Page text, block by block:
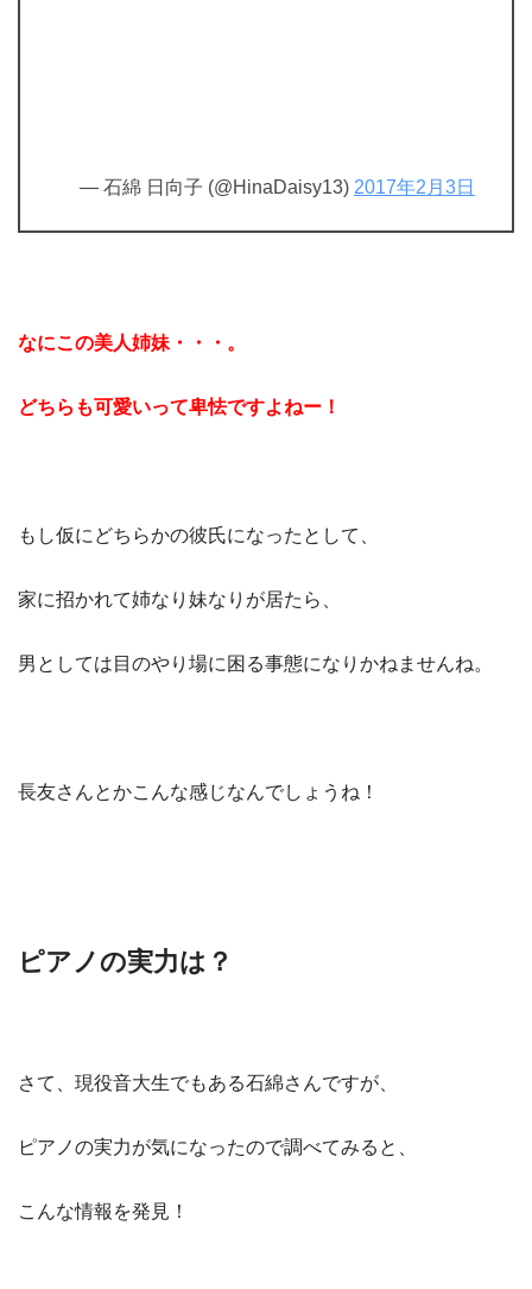
— 石綿 日向子 (@HinaDaisy13) 2017年2月3日
なにこの美人姉妹・・・。
どちらも可愛いって卑怯ですよねー！
もし仮にどちらかの彼氏になったとして、
家に招かれて姉なり妹なりが居たら、
男としては目のやり場に困る事態になりかねませんね。
長友さんとかこんな感じなんでしょうね！
ピアノの実力は？
さて、現役音大生でもある石綿さんですが、
ピアノの実力が気になったので調べてみると、
こんな情報を発見！